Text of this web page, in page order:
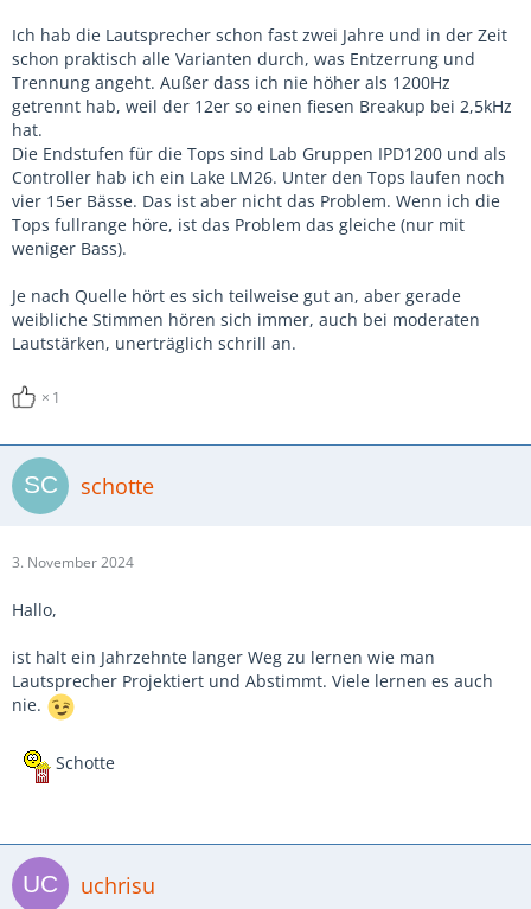
Ich hab die Lautsprecher schon fast zwei Jahre und in der Zeit
schon praktisch alle Varianten durch, was Entzerrung und
Trennung angeht. Außer dass ich nie höher als 1200Hz
getrennt hab, weil der 12er so einen fiesen Breakup bei 2,5kHz
hat.
Die Endstufen für die Tops sind Lab Gruppen IPD1200 und als
Controller hab ich ein Lake LM26. Unter den Tops laufen noch
vier 15er Bässe. Das ist aber nicht das Problem. Wenn ich die
Tops fullrange höre, ist das Problem das gleiche (nur mit
weniger Bass).
Je nach Quelle hört es sich teilweise gut an, aber gerade
weibliche Stimmen hören sich immer, auch bei moderaten
Lautstärken, unerträglich schrill an.
1
schotte
3. November 2024
Hallo,
ist halt ein Jahrzehnte langer Weg zu lernen wie man
Lautsprecher Projektiert und Abstimmt. Viele lernen es auch
nie.
Schotte
uchrisu